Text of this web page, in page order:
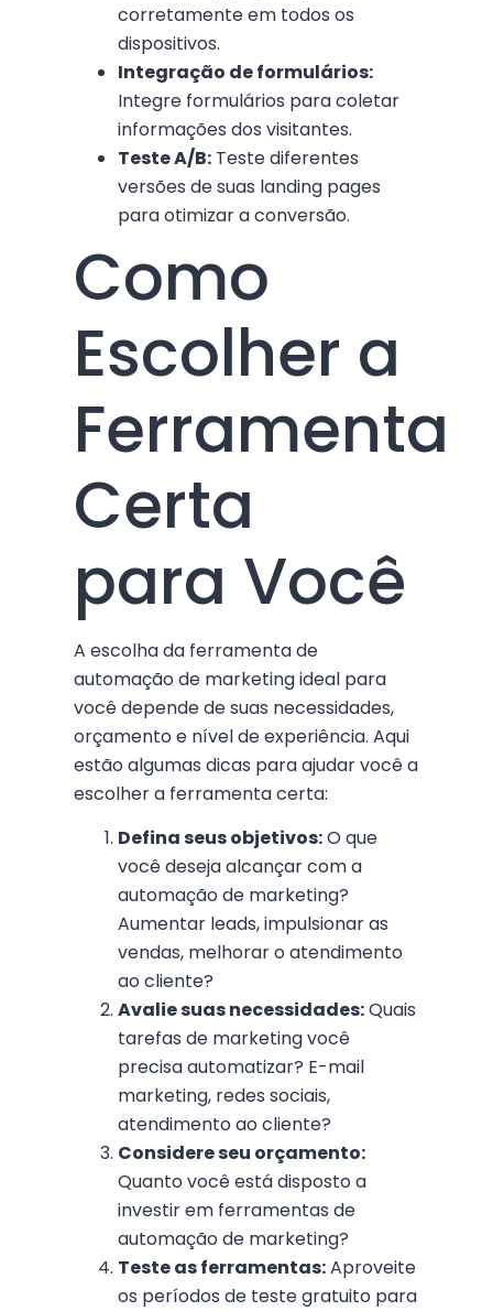
corretamente em todos os
dispositivos.
Integração de formulários:
Integre formulários para coletar
informações dos visitantes.
Teste A/B: Teste diferentes
versões de suas landing pages
para otimizar a conversão.
Como
Escolher a
Ferramenta
Certa
para Você
A escolha da ferramenta de
automação de marketing ideal para
você depende de suas necessidades,
orçamento e nível de experiência. Aqui
estão algumas dicas para ajudar você a
escolher a ferramenta certa:
Defina seus objetivos:O que
você deseja alcançar com a
automação de marketing?
Aumentar leads, impulsionar as
vendas, melhorar o atendimento
ao cliente?
Avalie suas necessidades:Quais
tarefas de marketing você
precisa automatizar? E-mail
marketing, redes sociais,
atendimento ao cliente?
Considere seu orçamento:
Quanto você está disposto a
investir em ferramentas de
automação de marketing?
Teste as ferramentas:Aproveite
os períodos de teste gratuito para